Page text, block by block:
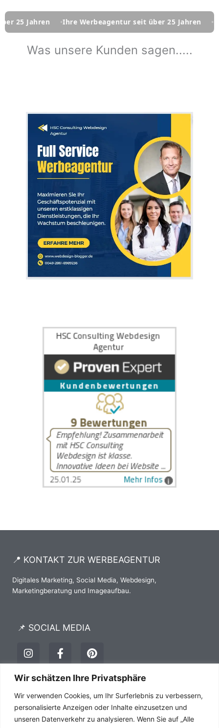
Wir schätzen Ihre Privatsphäre
Wir verwenden Cookies, um Ihr Surferlebnis zu verbessern,
personalisierte Anzeigen oder Inhalte einzusetzen und
unseren Datenverkehr zu analysieren. Wenn Sie auf „Alle
Ihre Werbeagentur seit über 25 Jahren Ihre
Was unsere Kunden sagen.....
📍 KONTAKT ZUR WERBEAGENTUR
Digitales Marketing, Social Media, Webdesign,
Marketingberatung und Imageaufbau.
📌 SOCIAL MEDIA
I
n
s
t
g
r
a
F
a
c
e
o
o
k
P
i
n
t
r
e
s